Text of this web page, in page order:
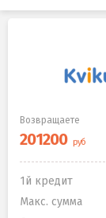
Возвращаете
1й кредит
Макс. сумма